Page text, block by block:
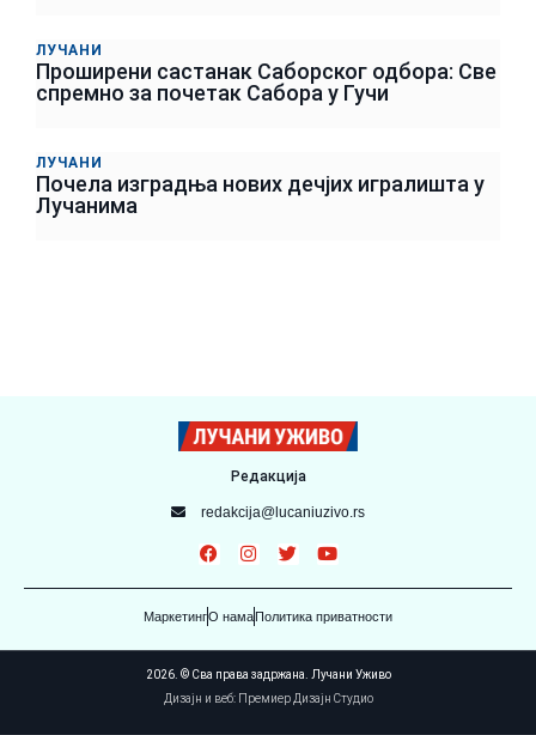
ЛУЧАНИ
Проширени састанак Саборског одбора: Све
спремно за почетак Сабора у Гучи
ЛУЧАНИ
Почела изградња нових дечјих игралишта у
Лучанима
Редакција
redakcija@lucaniuzivo.rs
МаркетингО нама Политика приватности
2026. © Сва права задржана. Лучани Уживо
Дизајн и веб: Премиер Дизајн Студио